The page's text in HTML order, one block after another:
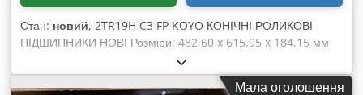
Стан: новий, 2TR19H C3 FP KOYO КОНІЧНІ РОЛИКОВІ
ПІДШИПНИКИ НОВІ Розміри: 482,60 x 615,95 x 184,15 мм
Вага: 150 кг РОЗПРОДАЖ СКЛАДУ ДОДАТКОВО ДОСТУПНІ
ПІДШИПНИКИ: NP342204-90WA2 TIMKEN x14 шт. 22324
Мала оголошення